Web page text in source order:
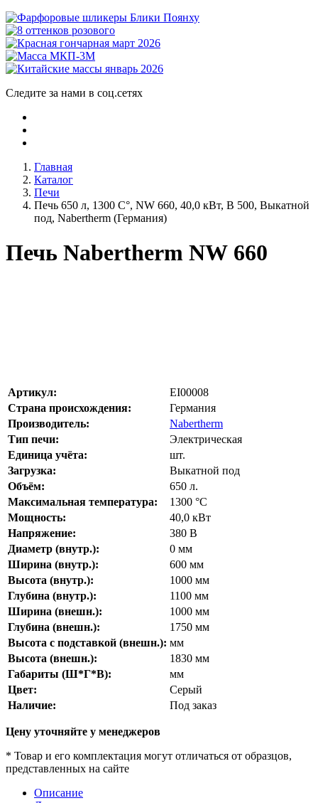
Следите за нами в соц.сетях
Главная
Каталог
Печи
Печь 650 л, 1300 С°, NW 660, 40,0 кВт, B 500, Выкатной
под, Nabertherm (Германия)
Печь Nabertherm NW 660
Артикул:
EI00008
Страна происхождения:
Германия
Производитель:
Nabertherm
Тип печи:
Электрическая
Единица учёта:
шт.
Загрузка:
Выкатной под
Объём:
650 л.
Максимальная температура:
1300 °С
Мощность:
40,0 кВт
Напряжение:
380 В
Диаметр (внутр.):
0 мм
Ширина (внутр.):
600 мм
Высота (внутр.):
1000 мм
Глубина (внутр.):
1100 мм
Ширина (внешн.):
1000 мм
Глубина (внешн.):
1750 мм
Высота с подставкой (внешн.): мм
Высота (внешн.):
1830 мм
Габариты (Ш*Г*В):
мм
Цвет:
Серый
Наличие:
Под заказ
Цену уточняйте у менеджеров
* Товар и его комплектация могут отличаться от образцов,
представленных на сайте
Описание